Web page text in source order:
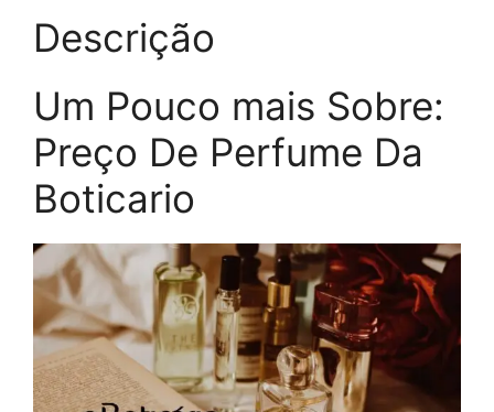
Descrição
Um Pouco mais Sobre:
Preço De Perfume Da
Boticario